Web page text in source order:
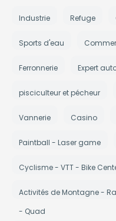
Industrie Refuge
Sports d'eau
Ferronnerie Expert
pisciculteur et pécheur
Vannerie Casino
Paintball - Laser game
Cyclisme - VTT - Bike
Activités de Montagne -
- Quad